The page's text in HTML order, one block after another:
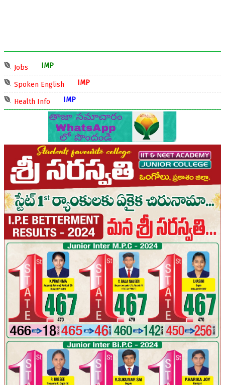
Jobs IMP
Spoken English IMP
Health Info IMP